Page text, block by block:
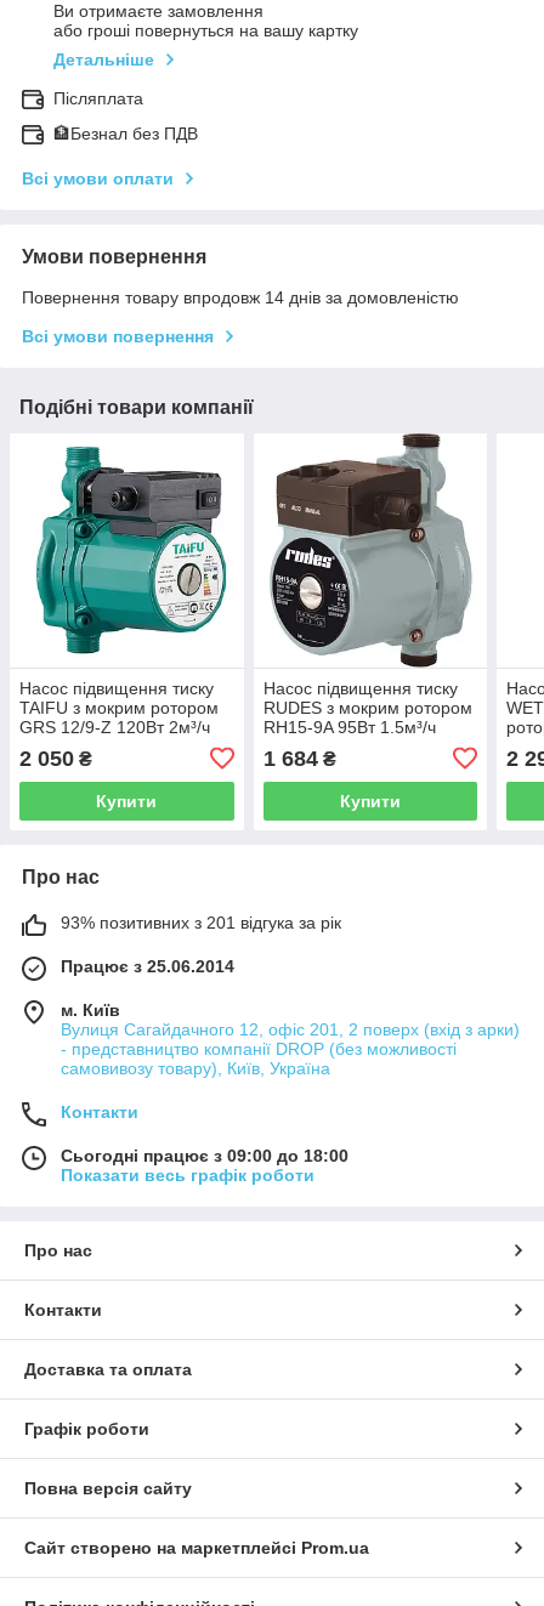
Ви отримаєте замовлення
або гроші повернуться на вашу картку
Детальніше
Післяплата
🏦Безнал без ПДВ
Всі умови оплати
Умови повернення
Повернення товару впродовж 14 днів за домовленістю
Всі умови повернення
Подібні товари компанії
Насос підвищення тиску
TAIFU з мокрим ротором
GRS 12/9-Z 120Вт 2м³/ч
2 050 ₴
Купити
Насос підвищення тиску
RUDES з мокрим ротором
RH15-9A 95Вт 1.5м³/ч
1 684₴
Купити
2
Про нас
93% позитивних з 201 відгука за рік
Працює з 25.06.2014
м. Київ
Вулиця Сагайдачного 12, офіс 201, 2 поверх (вхід з арки)
- представництво компанії DROP (без можливості
самовивозу товару), Київ, Україна
Контакти
Сьогодні працює з 09:00 до 18:00
Показати весь графік роботи
Про нас
Контакти
Доставка та оплата
Графік роботи
Повна версія сайту
Сайт створено на маркетплейсі Prom.ua